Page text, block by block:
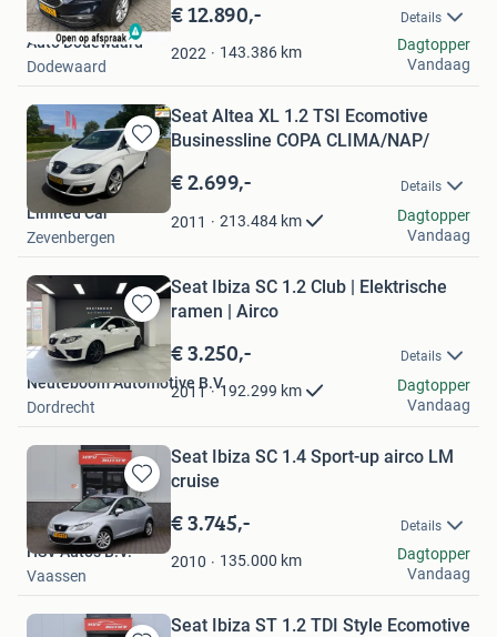
in
Mijn
Favorieten
€ 12.890,- Details
2022 143.386 km
Auto Dodewaard
Dodewaard
Dagtopper
Vandaag
Bewaren
in
Mijn
Favorieten
Seat Altea XL 1.2 TSI Ecomotive
Businessline COPA CLIMA/NAP/
€ 2.699,- Details
2011 213.484 km
Limited Car
Zevenbergen
Dagtopper
Vandaag
Bewaren
in
Mijn
Favorieten
Seat Ibiza SC 1.2 Club | Elektrische
ramen | Airco
€ 3.250,- Details
2011 192.299 km
Neuteboom Automotive B.V.
Dordrecht
Dagtopper
Vandaag
Bewaren
in
Mijn
Favorieten
Seat Ibiza SC 1.4 Sport-up airco LM
cruise
€ 3.745,- Details
2010 135.000 km
HSV Auto's B.V.
Vaassen
Dagtopper
Vandaag
Seat Ibiza ST 1.2 TDI Style Ecomotive